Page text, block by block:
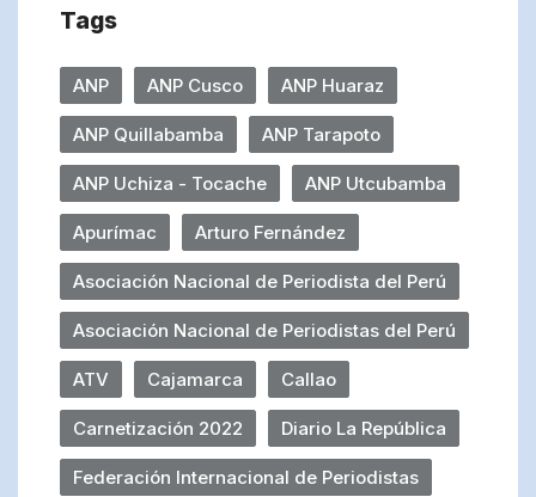
Tags
ANP ANP Cusco ANP Huaraz
ANP Quillabamba ANP Tarapoto
ANP Uchiza - Tocache ANP Utcubamba
Apurímac Arturo Fernández
Asociación Nacional de Periodista del Perú
Asociación Nacional de Periodistas del Perú
ATV Cajamarca Callao
Carnetización 2022 Diario La República
Federación Internacional de Periodistas